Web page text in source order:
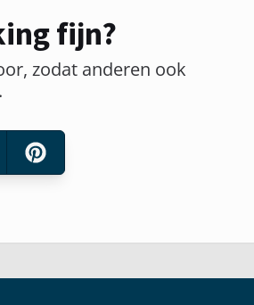
fijn?
zodat anderen ook